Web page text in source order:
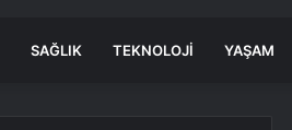
SAĞLIK TEKNOLOJI YAŞAM